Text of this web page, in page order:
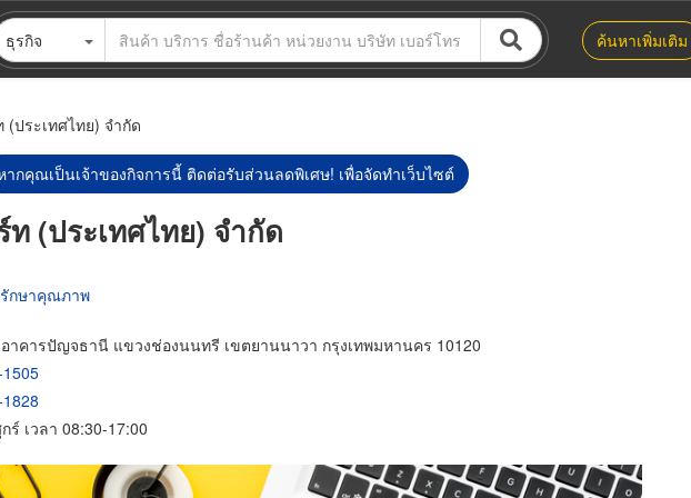
ธุรกิจ ค้นหาเพิ่มเติม
ประเทศไทย) จำกัด
ากคุณเป็นเจ้าของกิจการนี้ ติดต่อรับส่วนลดพิเศษ! เพื่อจัดทำเว็บไซต์
(ประเทศไทย) จำกัด
รักษาคุณภาพ
อาคารปัญจธานี แขวงช่องนนทรี เขตยานนาวา กรุงเทพมหานคร 10120
ร์ เวลา 08:30-17:00